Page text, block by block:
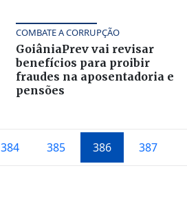
COMBATE A CORRUPÇÃO
GoiâniaPrev vai revisar
benefícios para proibir
fraudes na aposentadoria e
pensões
384 385 386 387